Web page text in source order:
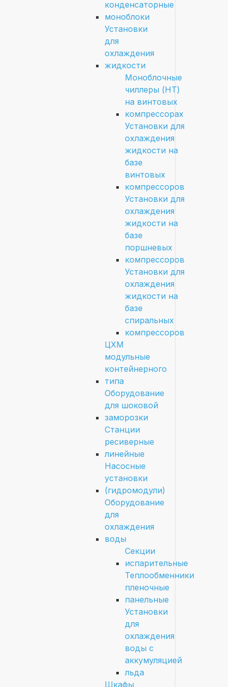
конденсаторные
моноблоки
Установки
для
охлаждения
жидкости
Моноблочные
чиллеры (HT)
на винтовых
компрессорах
Установки для
охлаждения
жидкости на
базе
винтовых
компрессоров
Установки для
охлаждения
жидкости на
базе
поршневых
компрессоров
Установки для
охлаждения
жидкости на
базе
спиральных
компрессоров
ЦХМ
модульные
контейнерного
типа
Оборудование
для шоковой
заморозки
Станции
ресиверные
линейные
Насосные
установки
(гидромодули)
Оборудование
для
охлаждения
воды
Секции
испарительные
Теплообменники
пленочные
панельные
Установки
для
охлаждения
воды с
аккумуляцией
льда
Шкафы